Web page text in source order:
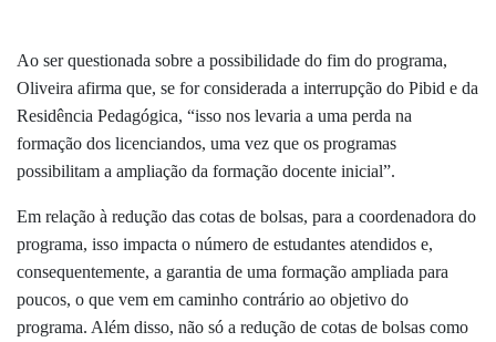
Ao ser questionada sobre a possibilidade do fim do programa,
Oliveira afirma que, se for considerada a interrupção do Pibid e da
Residência Pedagógica, “isso nos levaria a uma perda na
formação dos licenciandos, uma vez que os programas
possibilitam a ampliação da formação docente inicial”.
Em relação à redução das cotas de bolsas, para a coordenadora do
programa, isso impacta o número de estudantes atendidos e,
consequentemente, a garantia de uma formação ampliada para
poucos, o que vem em caminho contrário ao objetivo do
programa. Além disso, não só a redução de cotas de bolsas como